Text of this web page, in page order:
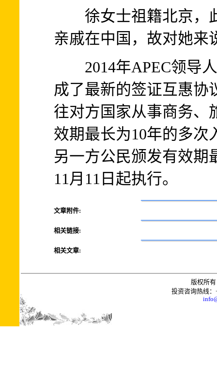
徐女士祖籍北京，
亲戚在中国，故对她来
2014年APEC领导人
成了最新的签证互惠协
往对方国家从事商务、
效期最长为10年的多次
另一方公民颁发有效期
11月11日起执行。
文章附件:
相关链接:
相关文章:
版权所
投资咨询热线：